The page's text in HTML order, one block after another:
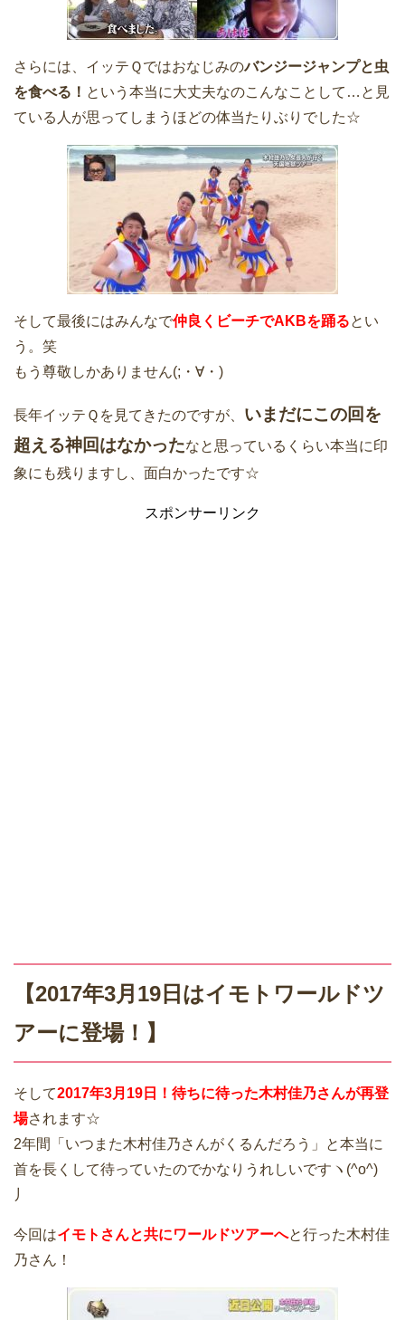
さらには、イッテＱではおなじみのバンジージャンプと虫
を食べる！ という本当に大丈夫なのこんなことして…と見
ている人が思ってしまうほどの体当たりぶりでした☆
そして最後にはみんなで仲良くビーチでAKBを踊るとい
う。笑
もう尊敬しかありません(;・∀・)
長年イッテＱを見てきたのですが、 いまだにこの回を
超える神回はなかったなと思っているくらい本当に印
象にも残りますし、面白かったです☆
スポンサーリンク
【2017年3月19日はイモトワールドツ
アーに登場！】
そして2017年3月19日！待ちに待った木村佳乃さんが再登
場されます☆
2年間「いつまた木村佳乃さんがくるんだろう」と本当に
首を長くして待っていたのでかなりうれしいですヽ(^o^)
丿
今回はイモトさんと共にワールドツアーへと行った木村佳
乃さん！